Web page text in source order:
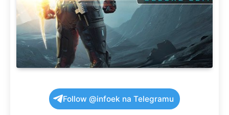
Follow @infoek na Telegramu